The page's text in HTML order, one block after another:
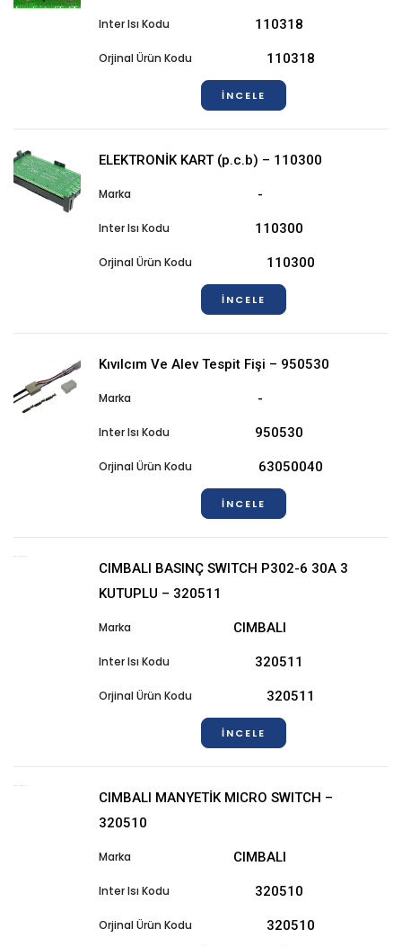
110318
110318
İNCELE
ELEKTRONİK KART (p.c.b) – 110300
-
110300
110300
İNCELE
Kıvılcım Ve Alev Tespit Fişi – 950530
-
950530
63050040
İNCELE
CIMBALI BASINÇ SWITCH P302-6 30A 3
KUTUPLU – 320511
CIMBALI
320511
320511
İNCELE
CIMBALI MANYETİK MICRO SWITCH –
320510
CIMBALI
320510
320510